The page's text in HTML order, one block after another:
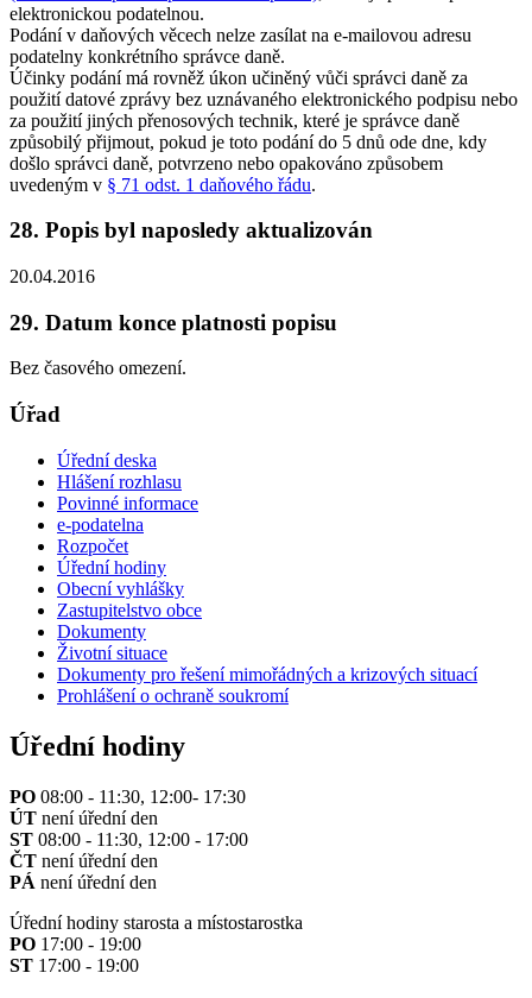
elektronickou podatelnou.
Podání v daňových věcech nelze zasílat na e-mailovou adresu
podatelny konkrétního správce daně.
Účinky podání má rovněž úkon učiněný vůči správci daně za
použití datové zprávy bez uznávaného elektronického podpisu nebo
za použití jiných přenosových technik, které je správce daně
způsobilý přijmout, pokud je toto podání do 5 dnů ode dne, kdy
došlo správci daně, potvrzeno nebo opakováno způsobem
uvedeným v § 71 odst. 1 daňového řádu.
28. Popis byl naposledy aktualizován
20.04.2016
29. Datum konce platnosti popisu
Bez časového omezení.
Úřad
Úřední deska
Hlášení rozhlasu
Povinné informace
e-podatelna
Rozpočet
Úřední hodiny
Obecní vyhlášky
Zastupitelstvo obce
Dokumenty
Životní situace
Dokumenty pro řešení mimořádných a krizových situací
Prohlášení o ochraně soukromí
Úřední hodiny
PO 08:00 - 11:30, 12:00- 17:30
ÚT není úřední den
ST 08:00 - 11:30, 12:00 - 17:00
ČT není úřední den
PÁ není úřední den
Úřední hodiny starosta a místostarostka
PO 17:00 - 19:00
ST 17:00 - 19:00